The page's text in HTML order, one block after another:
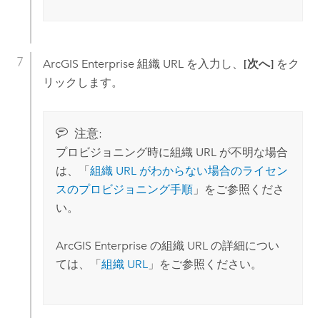
ArcGIS Enterprise組織 URL を入力し、 [次へ]をク
リックします。
注意:
プロビジョニング時に組織 URL が不明な場合
は、「 組織 URL がわからない場合のライセン
スのプロビジョニング手順」をご参照くださ
い。
ArcGIS Enterpriseの組織 URL の詳細につい
ては、「組織 URL 」をご参照ください。